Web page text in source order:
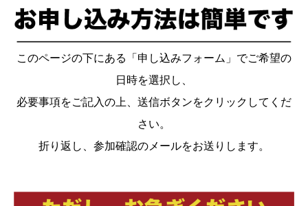
このページの下にある「申し込みフォーム」でご希望の
日時を選択し、
必要事項をご記入の上、送信ボタンをクリックしてくだ
さい。
折り返し、参加確認のメールをお送りします。